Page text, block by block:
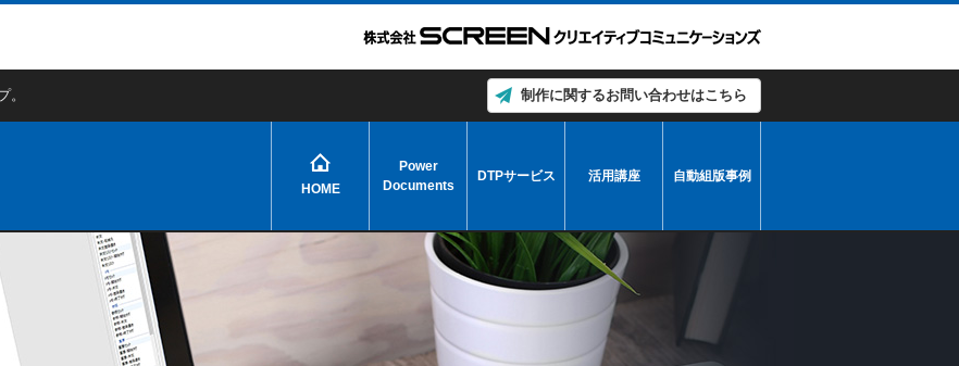
。 制作に関するお問い合わせはこちら
HOME
Power
Documents
DTPサービス 活用講座 自動組版事例